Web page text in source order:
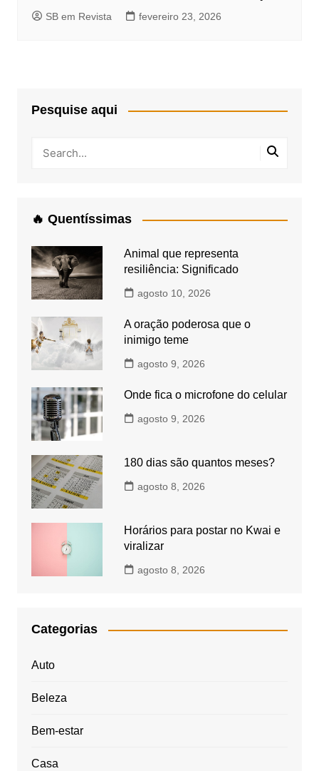
SB em Revista fevereiro 23, 2026
Pesquise aqui
🔥 Quentíssimas
Animal que representa
resiliência: Significado
agosto 10, 2026
A oração poderosa que o
inimigo teme
agosto 9, 2026
Onde fica o microfone do celular
agosto 9, 2026
180 dias são quantos meses?
agosto 8, 2026
Horários para postar no Kwai e
viralizar
agosto 8, 2026
Categorias
Auto
Beleza
Bem-estar
Casa